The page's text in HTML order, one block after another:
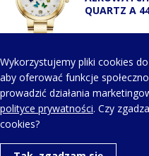
QUARTZ A
KONTAKT Z
Telefon
Wykorzystujemy pliki cookies
aby oferować funkcje
prowadzić działania
polityce prywatności. Czy
cookies?